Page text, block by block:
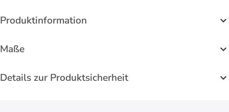
Produktinformation
Maße
Details zur Produktsicherheit